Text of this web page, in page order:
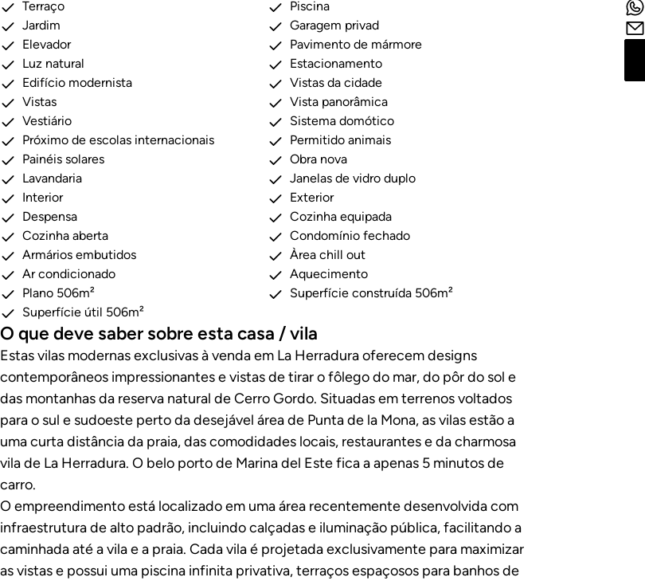
Terraço
Piscina
Jardim
Garagem privad
Elevador
Pavimento de mármore
Luz natural
Estacionamento
Edifício modernista
Vistas da cidade
Vistas
Vista panorâmica
Vestiário
Sistema domótico
Próximo de escolas internacionais
Permitido animais
Painéis solares
Obra nova
Lavandaria
Janelas de vidro duplo
Interior
Exterior
Despensa
Cozinha equipada
Cozinha aberta
Condomínio fechado
Armários embutidos
Àrea chill out
Ar condicionado
Aquecimento
Plano 506m²
Superfície construída 506m²
Superfície útil 506m²
O que deve saber sobre esta casa / vila
Estas vilas modernas exclusivas à venda em La Herradura oferecem designs
contemporâneos impressionantes e vistas de tirar o fôlego do mar, do pôr do sol e
das montanhas da reserva natural de Cerro Gordo. Situadas em terrenos voltados
para o sul e sudoeste perto da desejável área de Punta de la Mona, as vilas estão a
uma curta distância da praia, das comodidades locais, restaurantes e da charmosa
vila de La Herradura. O belo porto de Marina del Este fica a apenas 5 minutos de
carro.
O empreendimento está localizado em uma área recentemente desenvolvida com
infraestrutura de alto padrão, incluindo calçadas e iluminação pública, facilitando a
caminhada até a vila e a praia. Cada vila é projetada exclusivamente para maximizar
as vistas e possui uma piscina infinita privativa, terraços espaçosos para banhos de